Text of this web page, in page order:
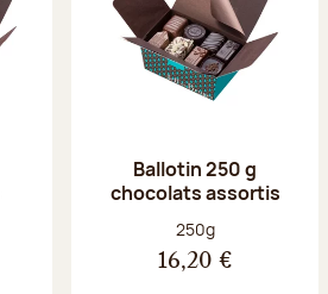
Ballotin 250 g
chocolats assortis
Poids net :
250g
16,20 €